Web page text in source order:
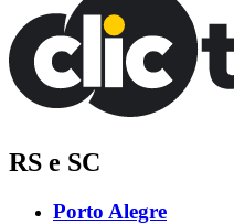
RS e SC
Porto Alegre